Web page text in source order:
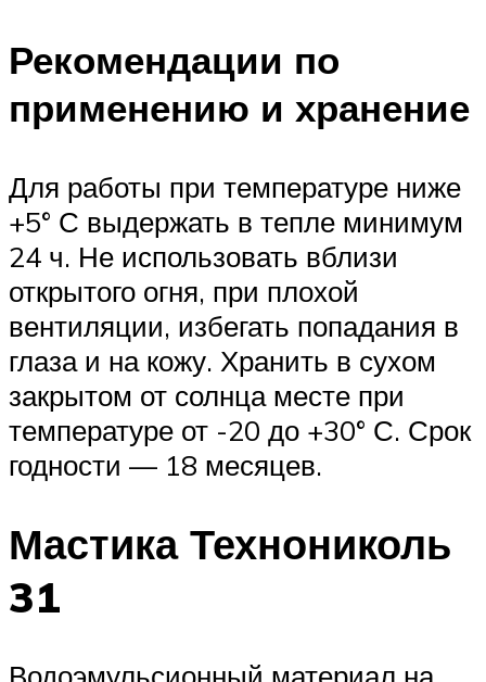
Рекомендации по
применению и хранение
Для работы при температуре ниже
+5° С выдержать в тепле минимум
24 ч. Не использовать вблизи
открытого огня, при плохой
вентиляции, избегать попадания в
глаза и на кожу. Хранить в сухом
закрытом от солнца месте при
температуре от -20 до +30° С. Срок
годности — 18 месяцев.
Мастика Технониколь
31